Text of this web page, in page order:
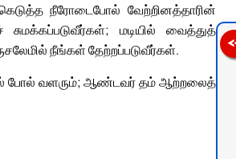
நீரோடைபோல் வேற்றினத்தாரின்
மடியில் வைத்துத்
நீங்கள் தேற்றப்படுவீர்கள்.
போல் வளரும்; ஆண்டவர் தம் ஆற்றலைத்